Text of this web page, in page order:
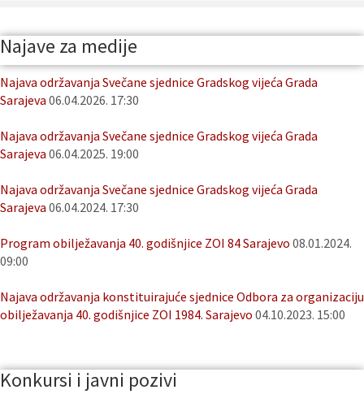
Najave za medije
Najava održavanja Svečane sjednice Gradskog vijeća Grada
Sarajeva 06.04.2026. 17:30
Najava održavanja Svečane sjednice Gradskog vijeća Grada
Sarajeva 06.04.2025. 19:00
Najava održavanja Svečane sjednice Gradskog vijeća Grada
Sarajeva 06.04.2024. 17:30
Program obilježavanja 40. godišnjice ZOI 84 Sarajevo 08.01.2024.
09:00
Najava održavanja konstituirajuće sjednice Odbora za organizaciju
obilježavanja 40. godišnjice ZOI 1984. Sarajevo 04.10.2023. 15:00
Konkursi i javni pozivi